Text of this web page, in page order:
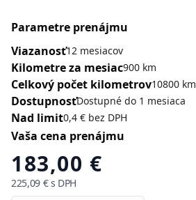
Parametre prenájmu
Viazanosť12 mesiacov
Kilometre za mesiac900 km
Celkový počet kilometrov10800 km
DostupnosťDostupné do 1 mesiaca
Nad limit0,4 € bez DPH
Vaša cena prenájmu
183,00 €
225,09 €s DPH